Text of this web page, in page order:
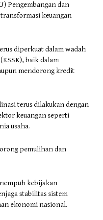
Pengembangan dan
keuangan
diperkuat dalam wadah
baik dalam
mendorong kredit
terus dilakukan dengan
keuangan seperti
usaha.
pemulihan dan
kebijakan
stabilitas sistem
ekonomi nasional.